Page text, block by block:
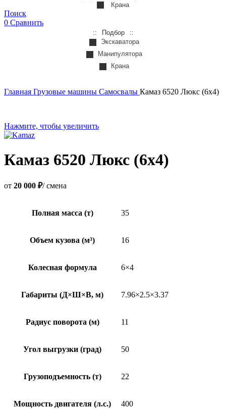
Крана
Поиск
0 Сравнить
Подбор
Экскаватора
Манипулятора
Крана
Главная Грузовые машины Самосвалы Камаз 6520 Люкс (6х4)
Нажмите, чтобы увеличить
Камаз 6520 Люкс (6х4)
от 20 000 ₽/ смена
Полная масса (т) 35
Объем кузова (м³) 16
Колесная формула 6×4
Габариты (Д×Ш×В, м) 7.96×2.5×3.37
Радиус поворота (м) 11
Угол выгрузки (град) 50
Грузоподъемность (т) 22
Мощность двигателя (л.с.) 400